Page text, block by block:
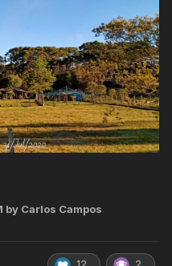
by Carlos Campos